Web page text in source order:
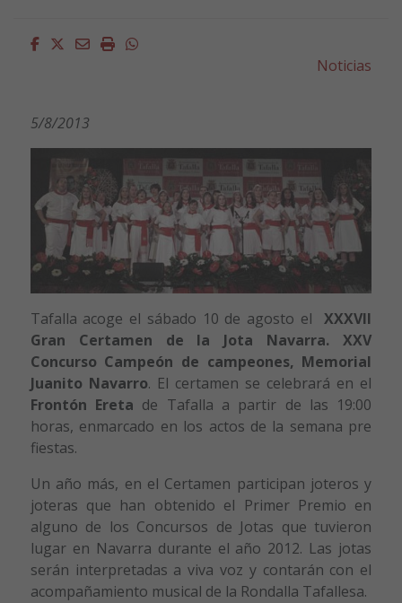
Facebook
Twitter
EmailImprimirWhatsapp
Noticias
5/8/2013
Tafalla acoge el sábado 10 de agosto elXXXVII
Gran Certamen de la Jota Navarra. XXV
Concurso Campeón de campeones, Memorial
Juanito Navarro. El certamen se celebrará en el
Frontón Ereta de Tafalla a partir de las 19:00
horas, enmarcado en los actos de la semana pre
fiestas.
Un año más, en el Certamen participan joteros y
joteras que han obtenido el Primer Premio en
alguno de los Concursos de Jotas que tuvieron
lugar en Navarra durante el año 2012. Las jotas
serán interpretadas a viva voz y contarán con el
acompañamiento musical de la Rondalla Tafallesa.